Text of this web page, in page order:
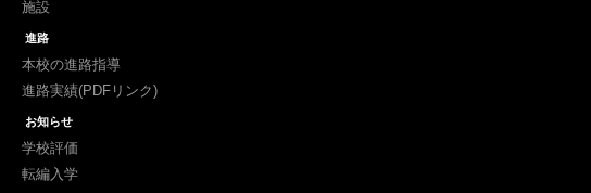
施設
進路
本校の進路指導
進路実績(PDFリンク)
お知らせ
学校評価
転編入学